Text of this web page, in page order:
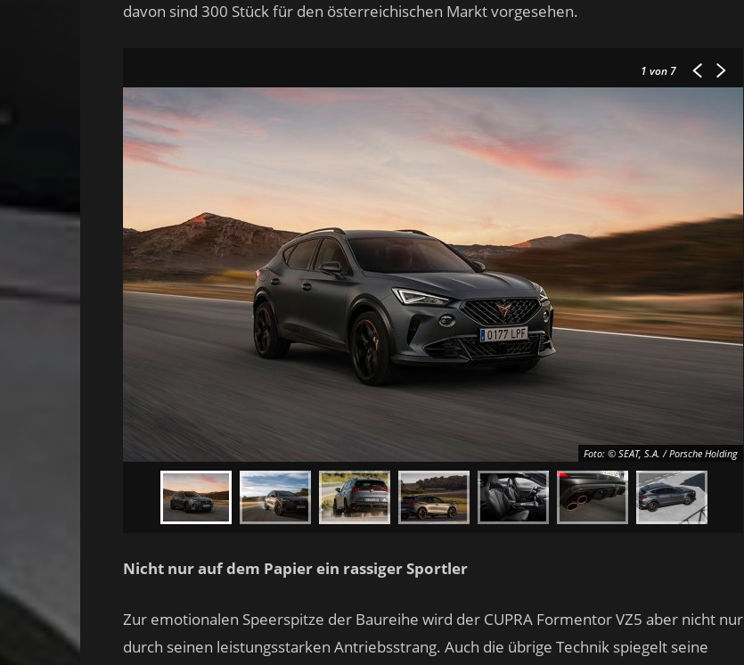
davon sind 300 Stück für den österreichischen Markt vorgesehen.
1 von 7
Foto: © SEAT, S.A. / Porsche Holding
Nicht nur auf dem Papier ein rassiger Sportler
Zur emotionalen Speerspitze der Baureihe wird der CUPRA Formentor VZ5 aber nicht nur
durch seinen leistungsstarken Antriebsstrang. Auch die übrige Technik spiegelt seine